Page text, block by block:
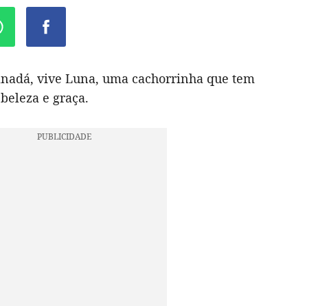
vive Luna, uma cachorrinha que tem
e graça.